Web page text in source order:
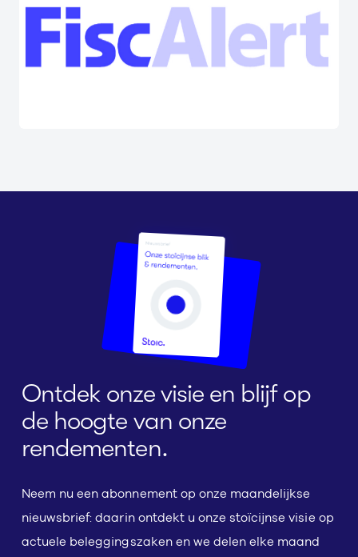
Ontdek onze visie en blijf op
de hoogte van onze
rendementen.
Neem nu een abonnement op onze maandelijkse
nieuwsbrief: daarin ontdekt u onze stoïcijnse visie op
actuele beleggingszaken en we delen elke maand